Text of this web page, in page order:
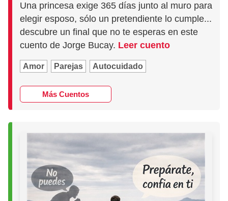
Una princesa exige 365 días junto al muro para
elegir esposo, sólo un pretendiente lo cumple...
descubre un final que no te esperas en este
cuento de Jorge Bucay. Leer cuento
Amor Parejas Autocuidado
Más Cuentos